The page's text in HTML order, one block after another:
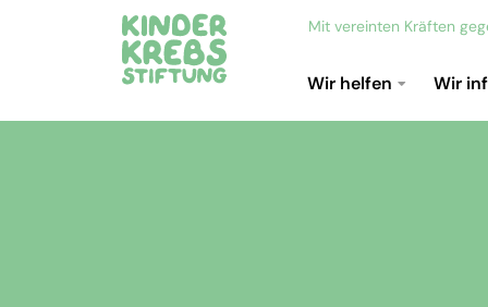
Mit vereinten Kräften
Wir helfen Wir